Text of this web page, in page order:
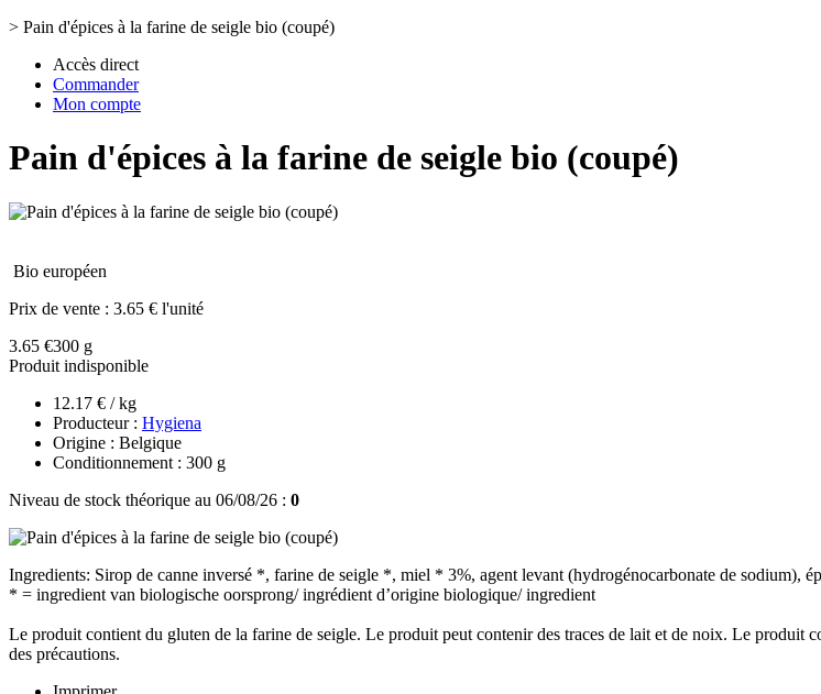
> Pain d'épices à la farine de seigle bio (coupé)
Accès direct
Commander
Mon compte
Pain d'épices à la farine de seigle bio (coupé)
Bio européen
Prix de vente : 3.65 € l'unité
3.65 €300 g
Produit indisponible
12.17 € / kg
Producteur : Hygiena
Origine : Belgique
Conditionnement : 300 g
Niveau de stock théorique au 06/08/26 : 0
Ingredients: Sirop de canne inversé *, farine de seigle *, miel * 3%, agent levant (hydrogénocarbonate de sodium),
* = ingredient van biologische oorsprong/ ingrédient d’origine biologique/ ingredient
Le produit contient du gluten de la farine de seigle. Le produit peut contenir des traces de lait et de noix. Le produit
des précautions.